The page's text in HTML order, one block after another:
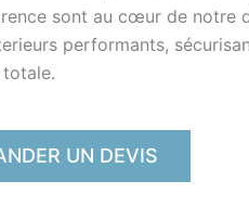
sont au cœur de notre
performants,
UN DEVIS